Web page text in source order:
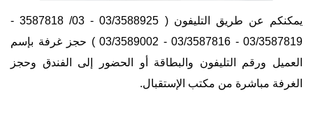
يمكنكم عن طريق التليفون ( 03/3588925 - 03/ 3587818 -
03/3587819 - 03/3587816 - 03/3589002 ) حجز غرفة بإسم
العميل ورقم التليفون والبطاقة أو الحضور إلى الفندق وحجز
الغرفة مباشرة من مكتب الإستقبال.